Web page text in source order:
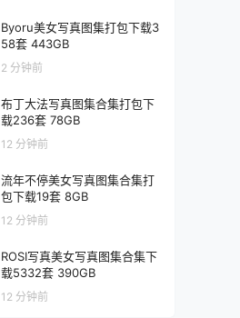
Byoru美女写真图集打包下载3
58套 443GB
2 分钟前
布丁大法写真图集合集打包下
载236套 78GB
12 分钟前
流年不停美女写真图集合集打
包下载19套 8GB
12 分钟前
ROSI写真美女写真图集合集下
载5332套 390GB
12 分钟前